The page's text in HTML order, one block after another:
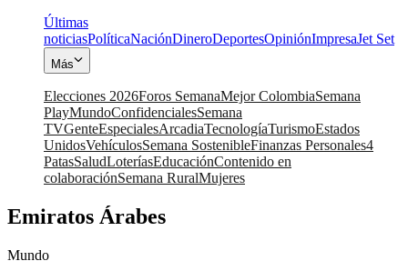
Últimas
noticiasPolíticaNaciónDineroDeportesOpiniónImpresaJet Set
Más
Elecciones 2026Foros SemanaMejor ColombiaSemana
PlayMundoConfidencialesSemana
TVGenteEspecialesArcadiaTecnologíaTurismoEstados
UnidosVehículosSemana SostenibleFinanzas Personales4
PatasSaludLoteríasEducaciónContenido en
colaboraciónSemana RuralMujeres
Emiratos Árabes
Mundo